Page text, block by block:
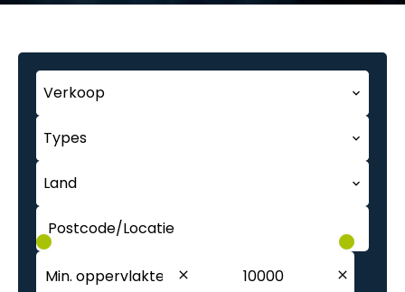
Verkoop
Types
Land
Postcode/Locatie